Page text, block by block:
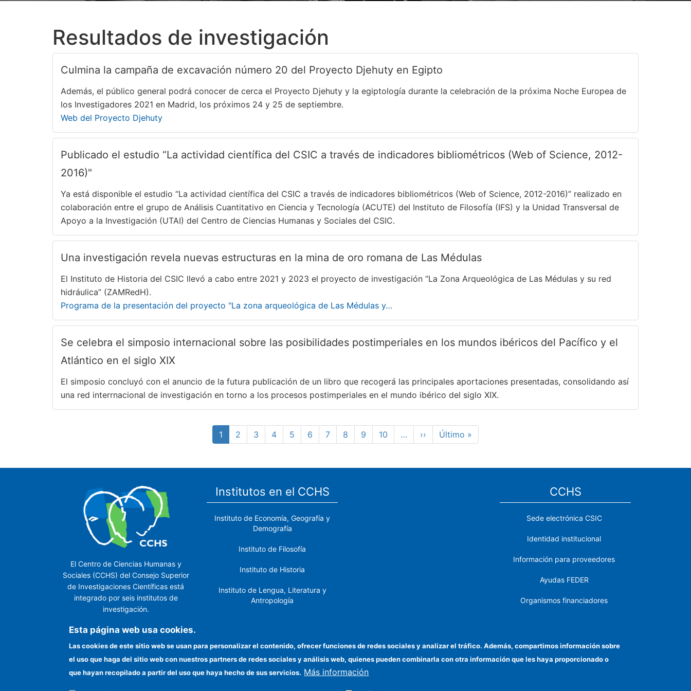
Resultados de investigación
Culmina la campaña de excavación número 20 del Proyecto Djehuty en Egipto
Además, el público general podrá conocer de cerca el Proyecto Djehuty y la egiptología durante la celebración de la próxima Noche Europea de
los Investigadores 2021 en Madrid, los próximos 24 y 25 de septiembre.
Web del Proyecto Djehuty
Publicado el estudio “La actividad científica del CSIC a través de indicadores bibliométricos (Web of Science, 2012-
2016)"
Ya está disponible el estudio “La actividad científica del CSIC a través de indicadores bibliométricos (Web of Science, 2012-2016)” realizado en
colaboración entre el grupo de Análisis Cuantitativo en Ciencia y Tecnología (ACUTE) del Instituto de Filosofía (IFS) y la Unidad Transversal de
Apoyo a la Investigación (UTAI) del Centro de Ciencias Humanas y Sociales del CSIC.
Una investigación revela nuevas estructuras en la mina de oro romana de Las Médulas
El Instituto de Historia del CSIC llevó a cabo entre 2021 y 2023 el proyecto de investigación “La Zona Arqueológica de Las Médulas y su red
hidráulica” (ZAMRedH).
Programa de la presentación del proyecto "La zona arqueológica de Las Médulas y…
Se celebra el simposio internacional sobre las posibilidades postimperiales en los mundos ibéricos del Pacífico y el
Atlántico en el siglo XIX
El simposio concluyó con el anuncio de la futura publicación de un libro que recogerá las principales aportaciones presentadas, consolidando así
una red interrnacional de investigación en torno a los procesos postimperiales en el mundo ibérico del siglo XIX.
Página
actual
1 Page
2 Page
3 Page
4 Page
5 Page
6 Page
7 Page
8 Page
9 Page
10 …
Siguiente
página
››
Última
página
Último »
El Centro de Ciencias Humanas y
Sociales (CCHS) del Consejo Superior
de Investigaciones Científicas está
integrado por seis institutos de
investigación.
Institutos en el CCHS
Instituto de Economía, Geografía y
Demografía
Instituto de Filosofía
Instituto de Historia
Instituto de Lengua, Literatura y
Antropología
Próximo
Instituto de Políticas y Bienes
Públicos
CCHS
Sede electrónica CSIC
Identidad institucional
Información para proveedores
Ayudas FEDER
Organismos financiadores
Cómo llegar
Esta página web usa cookies.
Las cookies de este sitio web se usan para personalizar el contenido, ofrecer funciones de redes sociales y analizar el tráfico. Además, compartimos información sobre
el uso que haga del sitio web con nuestros partners de redes sociales y análisis web, quienes pueden combinarla con otra información que les haya proporcionado o
que hayan recopilado a partir del uso que haya hecho de sus servicios. Más información